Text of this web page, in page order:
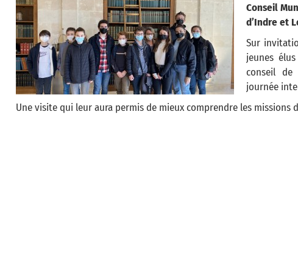
Conseil
d’Indre et
Sur
jeunes
conseil
journée
Une visite qui leur aura permis de mieux comprendre les missions